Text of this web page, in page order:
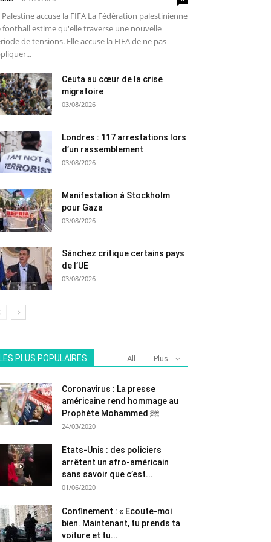
Palestine accuse la FIFA La Fédération palestinienne
football estime qu'elle traverse une nouvelle
de tensions. Elle accuse la FIFA de ne pas
Ceuta au cœur de la crise
migratoire
03/08/2026
Londres : 117 arrestations lors
d’un rassemblement
03/08/2026
Manifestation à Stockholm
pour Gaza
03/08/2026
Sánchez critique certains pays
de l’UE
03/08/2026
LES PLUS POPULAIRES All Plus
Coronavirus : La presse
américaine rend hommage au
Prophète Mohammed ﷺ
24/03/2020
Etats-Unis : des policiers
arrêtent un afro-américain
sans savoir que c’est...
01/06/2020
Confinement : « Ecoute-moi
bien. Maintenant, tu prends ta
voiture et tu...